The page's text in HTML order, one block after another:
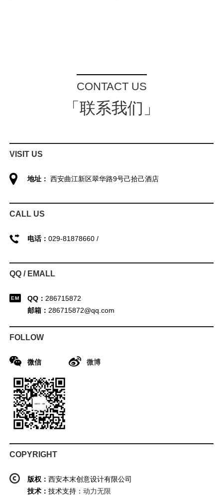
CONTACT US
「联系我们」
VISIT US
地址： 西安曲江新区翠华路9号己拾己酒店
CALL US
电话： 029-81878660 /
QQ / EMALL
QQ： 286715872
邮箱： 286715872@qq.com
FOLLOW
微信 微博
COPYRIGHT
版权： 西安本末创意设计有限公司
技术： 技术支持： 动力无限